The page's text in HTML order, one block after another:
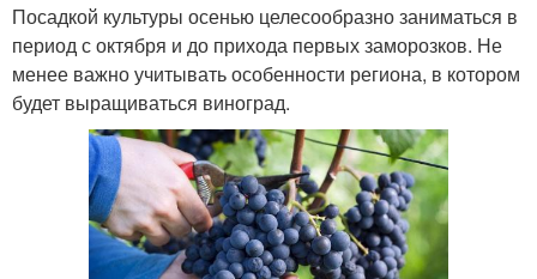
Посадкой культуры осенью целесообразно заниматься в
период с октября и до прихода первых заморозков. Не
менее важно учитывать особенности региона, в котором
будет выращиваться виноград.